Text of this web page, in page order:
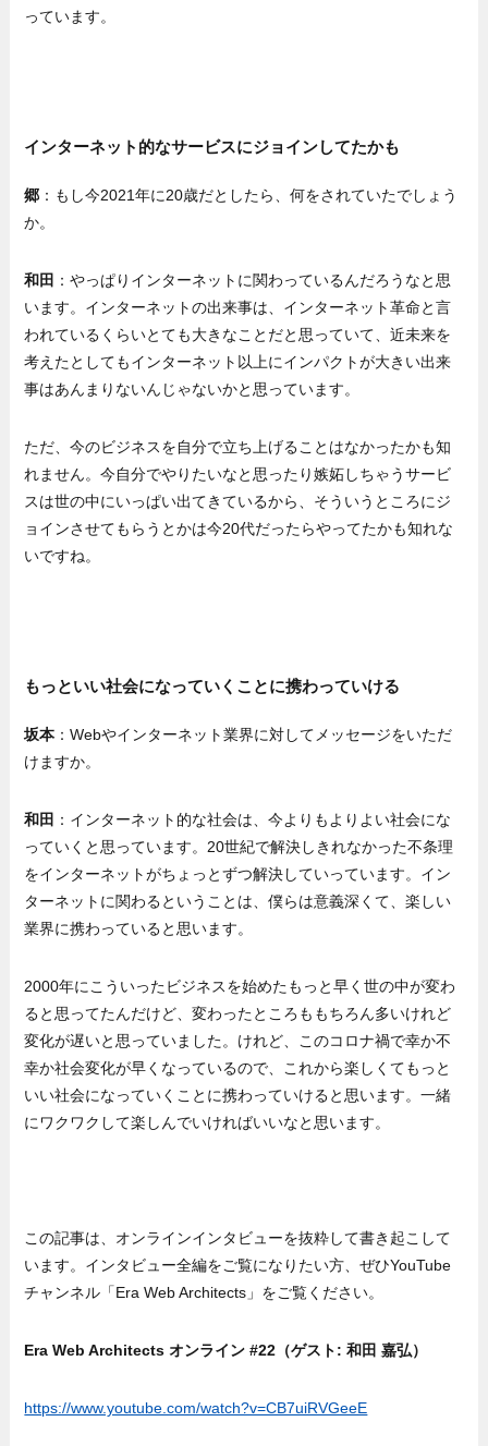
っています。
インターネット的なサービスにジョインしてたかも
郷 ：もし今2021年に20歳だとしたら、何をされていたでしょう
か。
和田 ：やっぱりインターネットに関わっているんだろうなと思
います。インターネットの出来事は、インターネット革命と言
われているくらいとても大きなことだと思っていて、近未来を
考えたとしてもインターネット以上にインパクトが大きい出来
事はあんまりないんじゃないかと思っています。
ただ、今のビジネスを自分で立ち上げることはなかったかも知
れません。今自分でやりたいなと思ったり嫉妬しちゃうサービ
スは世の中にいっぱい出てきているから、そういうところにジ
ョインさせてもらうとかは今20代だったらやってたかも知れな
いですね。
もっといい社会になっていくことに携わっていける
坂本 ：Webやインターネット業界に対してメッセージをいただ
けますか。
和田 ：インターネット的な社会は、今よりもよりよい社会にな
っていくと思っています。20世紀で解決しきれなかった不条理
をインターネットがちょっとずつ解決していっています。イン
ターネットに関わるということは、僕らは意義深くて、楽しい
業界に携わっていると思います。
2000年にこういったビジネスを始めたもっと早く世の中が変わ
ると思ってたんだけど、変わったところももちろん多いけれど
変化が遅いと思っていました。けれど、このコロナ禍で幸か不
幸か社会変化が早くなっているので、これから楽しくてもっと
いい社会になっていくことに携わっていけると思います。一緒
にワクワクして楽しんでいければいいなと思います。
この記事は、オンラインインタビューを抜粋して書き起こして
います。インタビュー全編をご覧になりたい方、ぜひYouTube
チャンネル「Era Web Architects」をご覧ください。
Era Web Architects オンライン #22（ゲスト: 和田 嘉弘）
https://www.youtube.com/watch?v=CB7uiRVGeeE